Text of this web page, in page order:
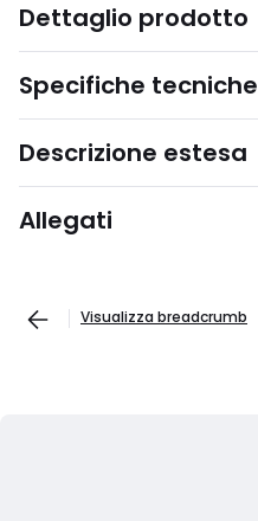
Dettaglio prodotto
Specifiche tecniche
Descrizione estesa
Allegati
Visualizza breadcrumb